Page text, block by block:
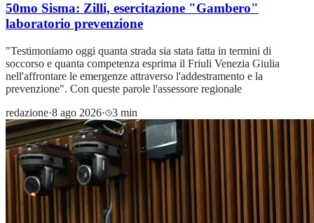
50mo Sisma: Zilli, esercitazione "Gambero"
laboratorio prevenzione
"Testimoniamo oggi quanta strada sia stata fatta in termini di
soccorso e quanta competenza esprima il Friuli Venezia Giulia
nell'affrontare le emergenze attraverso l'addestramento e la
prevenzione". Con queste parole l'assessore regionale
redazione·8 ago 2026· 3 min